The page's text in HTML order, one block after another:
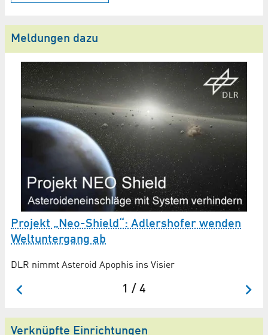
Meldungen dazu
Projekt „Neo-Shield“: Adlershofer wenden
Weltuntergang ab
DLR nimmt Asteroid Apophis ins Visier
1 / 4
Verknüpfte Einrichtungen